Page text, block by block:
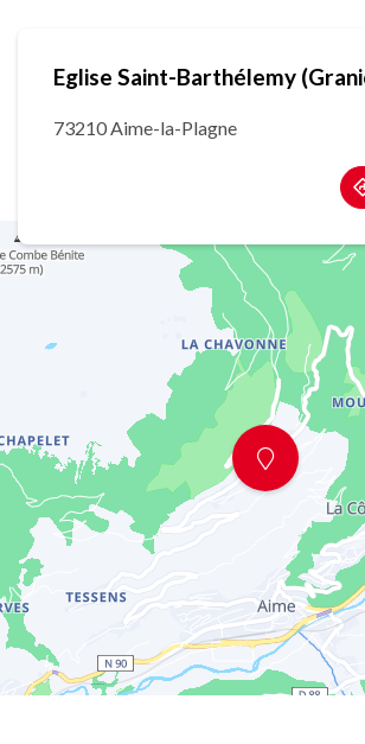
Eglise Saint-Barthélemy
73210 Aime-la-Plagne